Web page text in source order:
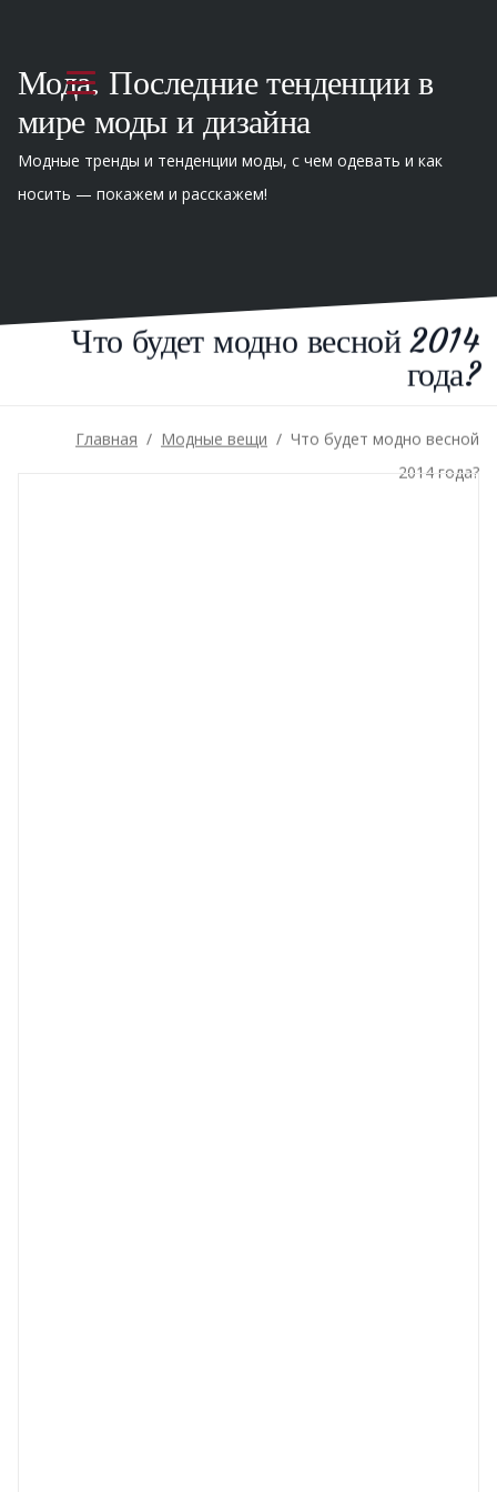
Мода. Последние тенденции в
мире моды и дизайна
Модные тренды и тенденции моды, с чем одевать и как
носить — покажем и расскажем!
Что будет модно весной 2014
года?
Главная / Модные вещи / Что будет модно весной
2014 года?